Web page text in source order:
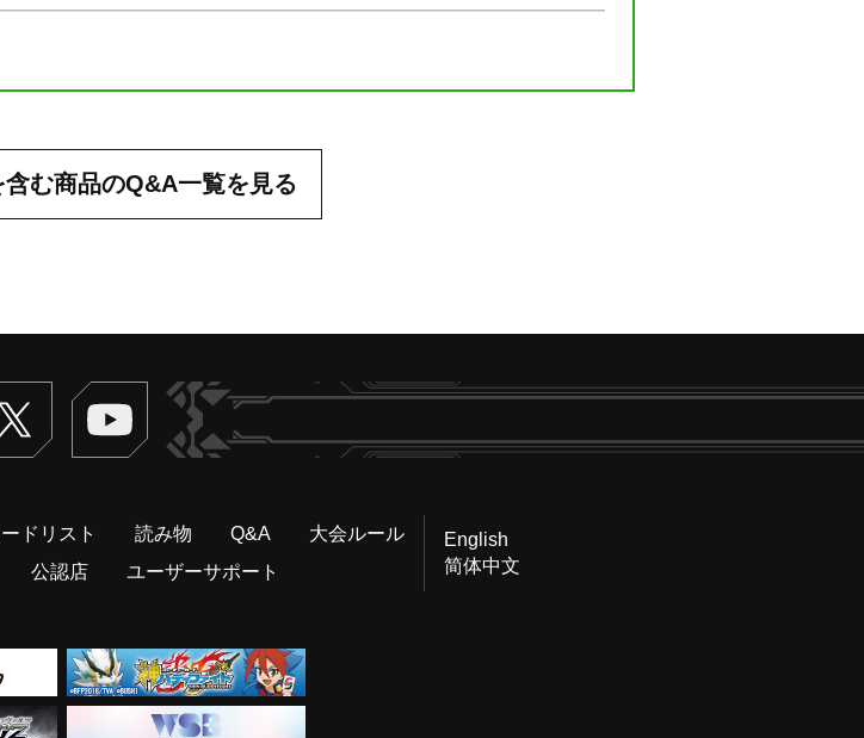
含む商品のQ&A一覧を見る
Twitter ヴァンガードch
ドリスト 読み物 Q&A
大会ルール
公認店 ユーザーサポート
English
简体中文